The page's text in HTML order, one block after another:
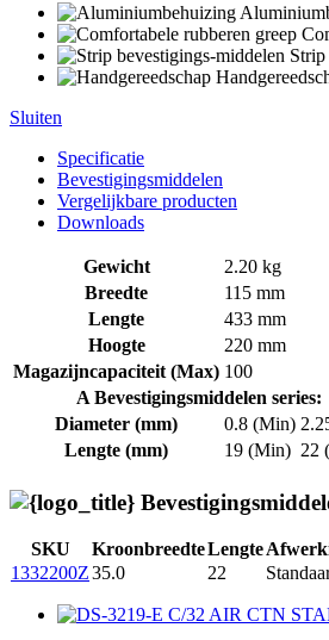
Sluiten
Specificatie
Bevestigingsmiddelen
Vergelijkbare producten
Downloads
Gewicht
2.20 kg
Breedte
115 mm
Lengte
433 mm
Hoogte
220 mm
Magazijncapaciteit (Max) 100
A Bevestigingsmiddelen series:
Diameter (mm)
0.8 (Min)
Lengte (mm)
19 (Min) 22
SKU KroonbreedteLengte
1332200Z35.0 22